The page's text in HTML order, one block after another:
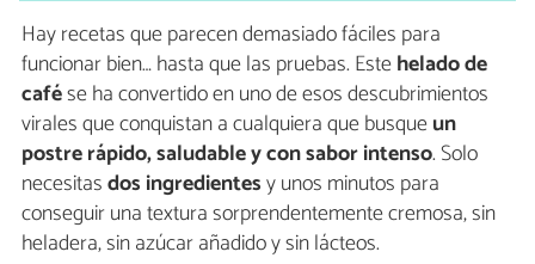
Hay recetas que parecen demasiado fáciles para
funcionar bien… hasta que las pruebas. Estehelado de
cafése ha convertido en uno de esos descubrimientos
virales que conquistan a cualquiera que busqueun
postre rápido, saludable y con sabor intenso. Solo
necesitasdos ingredientesy unos minutos para
conseguir una textura sorprendentemente cremosa, sin
heladera, sin azúcar añadido y sin lácteos.